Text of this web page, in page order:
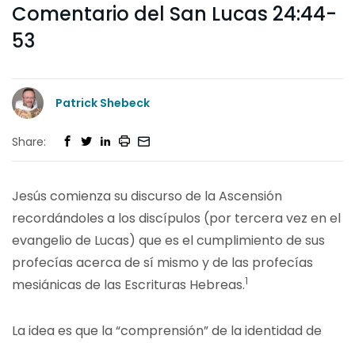
Comentario del San Lucas 24:44-
53
Patrick Shebeck
Share:
Jesús comienza su discurso de la Ascensión
recordándoles a los discípulos (por tercera vez en el
evangelio de Lucas) que es el cumplimiento de sus
profecías acerca de sí mismo y de las profecías
mesiánicas de las Escrituras Hebreas.1
La idea es que la “comprensión” de la identidad de